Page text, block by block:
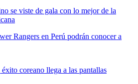
se viste de gala con lo mejor de la
Rangers en Perú podrán conocer a
coreano llega a las pantallas